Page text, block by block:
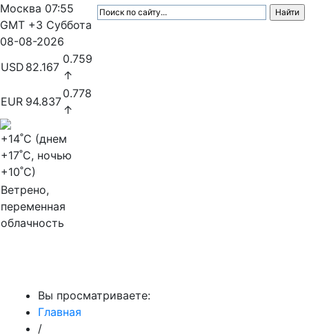
Москва 07:55
GMT +3 Суббота
08-08-2026
USD 82.167
0.759
↑
EUR 94.837
0.778
↑
+14˚C (днем
+17˚C, ночью
+10˚C)
Ветрено,
переменная
облачность
Вы просматриваете:
Главная
/